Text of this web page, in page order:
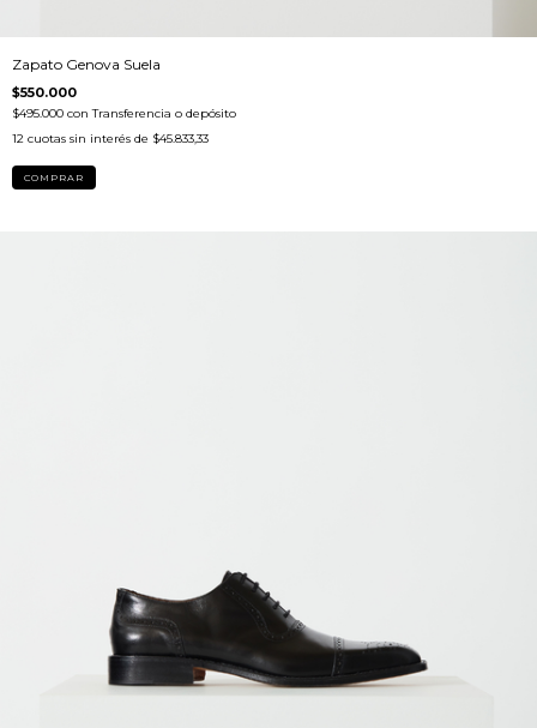
Zapato Genova Suela
$550.000
$495.000 con Transferencia o depósito
12 cuotas sin interés de $45.833,33
COMPRAR